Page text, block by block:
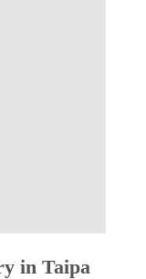
in Taipa